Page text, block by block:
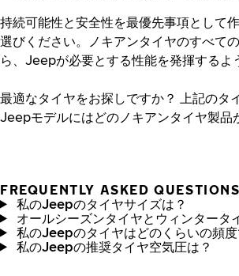
持続可能性と安全性を最優先事項として
選びください。ノキアンタイヤのすべて
ら、Jeepが必要とする性能を発揮するよ
最適なタイヤをお探しですか？
上記のタ
Jeepモデルにはどのノキアンタイヤ製品
FREQUENTLY ASKED QUESTIONS
私のJeepのタイヤサイズは？
オールシーズンタイヤとウィンタータ
私のJeepのタイヤはどのくらいの頻
私のJeepの推奨タイヤ空気圧は？